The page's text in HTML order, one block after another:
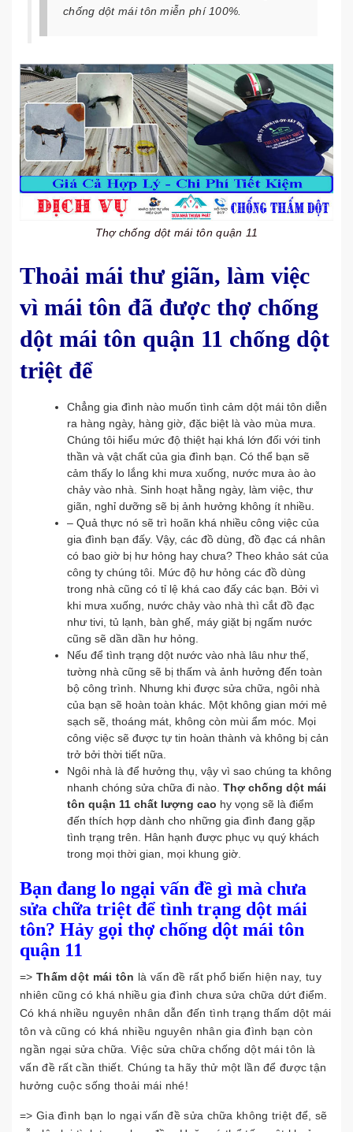
chống dột mái tôn miễn phí 100%.
Thợ chống dột mái tôn quận 11
Thoải mái thư giãn, làm việc
vì mái tôn đã được thợ chống
dột mái tôn quận 11 chống dột
triệt để
Chẳng gia đình nào muốn tình cảm dột mái tôn diễn
ra hàng ngày, hàng giờ, đặc biệt là vào mùa mưa.
Chúng tôi hiểu mức độ thiệt hại khá lớn đối với tinh
thần và vật chất của gia đình bạn. Có thể bạn sẽ
cảm thấy lo lắng khi mưa xuống, nước mưa ào ào
chảy vào nhà. Sinh hoạt hằng ngày, làm việc, thư
giãn, nghỉ dưỡng sẽ bị ảnh hưởng không ít nhiều.
– Quả thực nó sẽ trì hoãn khá nhiều công việc của
gia đình bạn đấy. Vậy, các đồ dùng, đồ đạc cá nhân
có bao giờ bị hư hỏng hay chưa? Theo khảo sát của
công ty chúng tôi. Mức độ hư hỏng các đồ dùng
trong nhà cũng có tỉ lệ khá cao đấy các bạn. Bởi vì
khi mưa xuống, nước chảy vào nhà thì cắt đồ đạc
như tivi, tủ lạnh, bàn ghế, máy giặt bị ngấm nước
cũng sẽ dần dần hư hỏng.
Nếu để tình trạng dột nước vào nhà lâu như thế,
tường nhà cũng sẽ bị thấm và ảnh hưởng đến toàn
bộ công trình. Nhưng khi được sửa chữa, ngôi nhà
của bạn sẽ hoàn toàn khác. Một không gian mới mẻ
sạch sẽ, thoáng mát, không còn mùi ẩm móc. Mọi
công việc sẽ được tự tin hoàn thành và không bị cản
trở bởi thời tiết nữa.
Ngôi nhà là để hưởng thụ, vậy vì sao chúng ta không
nhanh chóng sửa chữa đi nào. Thợ chống dột mái
tôn quận 11 chất lượng cao hy vọng sẽ là điểm
đến thích hợp dành cho những gia đình đang gặp
tình trạng trên. Hân hạnh được phục vụ quý khách
trong mọi thời gian, mọi khung giờ.
Bạn đang lo ngại vấn đề gì mà chưa
sửa chữa triệt để tình trạng dột mái
tôn? Hảy gọi thợ chống dột mái tôn
quận 11
=> Thấm dột mái tôn là vấn đề rất phổ biến hiện nay, tuy
nhiên cũng có khá nhiều gia đình chưa sửa chữa dứt điểm.
Có khá nhiều nguyên nhân dẫn đến tình trạng thấm dột mái
tôn và cũng có khá nhiều nguyên nhân gia đình bạn còn
ngần ngại sửa chữa. Việc sửa chữa chống dột mái tôn là
vấn đề rất cần thiết. Chúng ta hãy thử một lần để được tận
hưởng cuộc sống thoải mái nhé!
=> Gia đình bạn lo ngại vấn đề sửa chữa không triệt để, sẽ